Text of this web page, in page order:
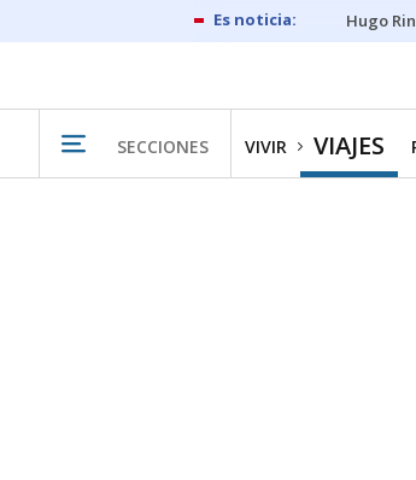
Hugo
SECCIONES VIVIR VIAJES